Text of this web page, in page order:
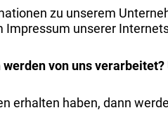
zu unserem
Impressum unserer
von uns
erhalten haben, dann